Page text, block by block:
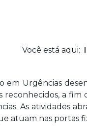
Você está aqui:
em Urgências
a fim
As atividades
atuam nas portas